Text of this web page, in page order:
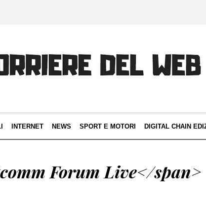
INTERNET NEWS SPORT E MOTORI DIGITAL CHAIN
Forum Live</span>